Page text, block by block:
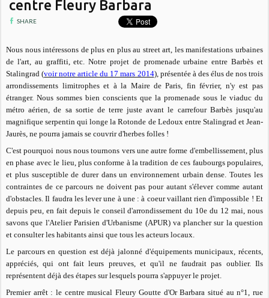
centre Fleury Barbara
SHARE
Nous nous intéressons de plus en plus au street art, les manifestations urbaines
de l'art, au graffiti, etc. Notre projet de promenade urbaine entre Barbès et
Stalingrad (voir notre article du 17 mars 2014), présentée à des élus de nos trois
arrondissements limitrophes et à la Maire de Paris, fin février, n'y est pas
étranger. Nous sommes bien conscients que la promenade sous le viaduc du
métro aérien, de sa sortie de terre juste avant le carrefour Barbès jusqu'au
magnifique serpentin qui longe la Rotonde de Ledoux entre Stalingrad et Jean-
Jaurès, ne pourra jamais se couvrir d'herbes folles !
C'est pourquoi nous nous tournons vers une autre forme d'embellissement, plus
en phase avec le lieu, plus conforme à la tradition de ces faubourgs populaires,
et plus susceptible de durer dans un environnement urbain dense. Toutes les
contraintes de ce parcours ne doivent pas pour autant s'élever comme autant
d'obstacles. Il faudra les lever une à une : à coeur vaillant rien d'impossible ! Et
depuis peu, en fait depuis le conseil d'arrondissement du 10e du 12 mai, nous
savons que l'Atelier Parisien d'Urbanisme (APUR) va plancher sur la question
et consulter les habitants ainsi que tous les acteurs locaux.
Le parcours en question est déjà jalonné d'équipements municipaux, récents,
appréciés, qui ont fait leurs preuves, et qu'il ne faudrait pas oublier. Ils
représentent déjà des étapes sur lesquels pourra s'appuyer le projet.
Premier arrêt : le centre musical Fleury Goutte d'Or Barbara situé au n°1, rue